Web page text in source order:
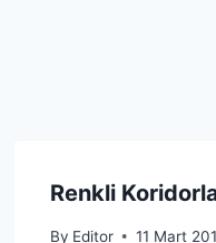
Renkli
By Editor 11 Mart